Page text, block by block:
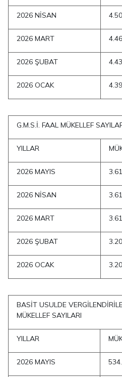
2026 NİSAN
2026 MART
2026 ŞUBAT
2026 OCAK
G.M.S.İ. FAAL MÜKELLEF
YILLAR
2026 MAYIS
2026 NİSAN
2026 MART
2026 ŞUBAT
2026 OCAK
BASİT USULDE
MÜKELLEF SAYILARI
YILLAR
2026 MAYIS